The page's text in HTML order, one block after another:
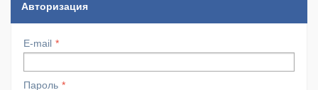
Авторизация
E-mail
Пароль